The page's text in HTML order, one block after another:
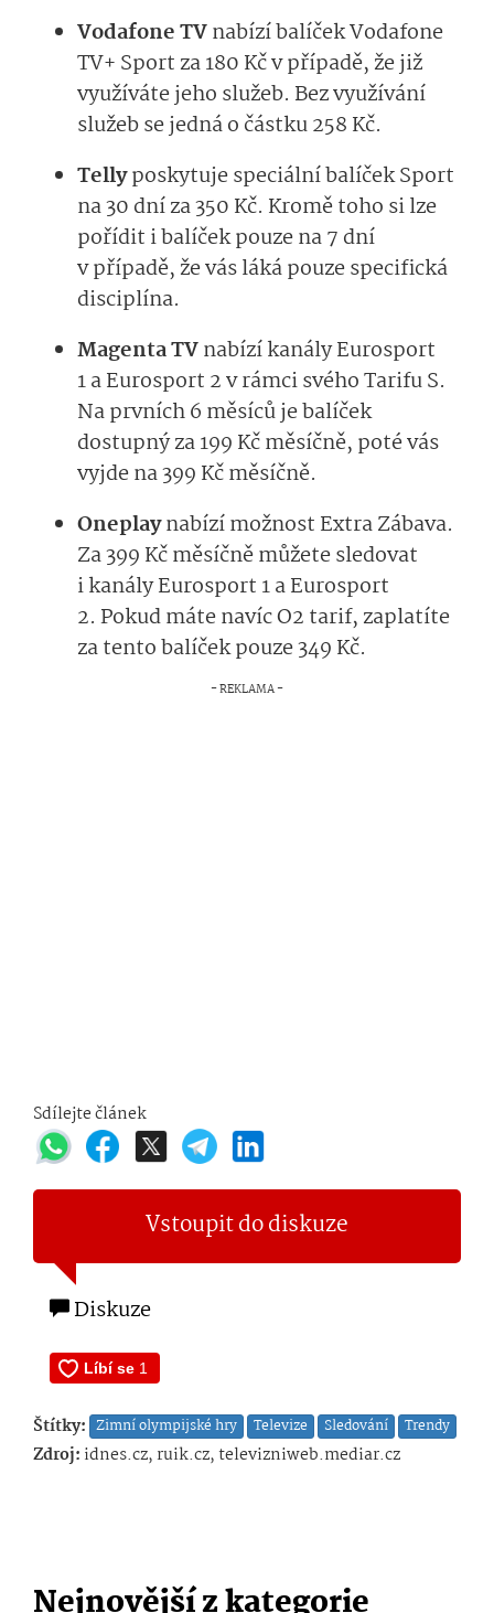
Vodafone TVnabízí balíček Vodafone
TV+ Sport za 180 Kč v případě, že již
využíváte jeho služeb. Bez využívání
služeb se jedná o částku 258 Kč.
Tellyposkytuje speciální balíček Sport
na 30 dní za 350 Kč. Kromě toho si lze
pořídit i balíček pouze na 7 dní
v případě, že vás láká pouze specifická
disciplína.
Magenta TVnabízí kanály Eurosport
1 a Eurosport 2 v rámci svého Tarifu S.
Na prvních 6 měsíců je balíček
dostupný za 199 Kč měsíčně, poté vás
vyjde na 399 Kč měsíčně.
Oneplaynabízí možnost Extra Zábava.
Za 399 Kč měsíčně můžete sledovat
i kanály Eurosport 1 a Eurosport
2. Pokud máte navíc O2 tarif, zaplatíte
za tento balíček pouze 349 Kč.
Sdílejte článek
Vstoupit do diskuze
Diskuze
Štítky: Zimní olympijské hry Televize Sledování Trendy
Zdroj: idnes.cz, ruik.cz, televizniweb.mediar.cz